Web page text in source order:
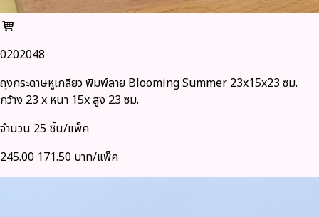
0202048
ถุงกระดาษหูเกลียว พิมพ์ลาย Blooming Summer 23x15x23 ซม.
กว้าง 23 x หนา 15x สูง 23 ซม.
จำนวน 25 ชิ้น/แพ็ค
245.00 171.50 บาท/แพ็ค